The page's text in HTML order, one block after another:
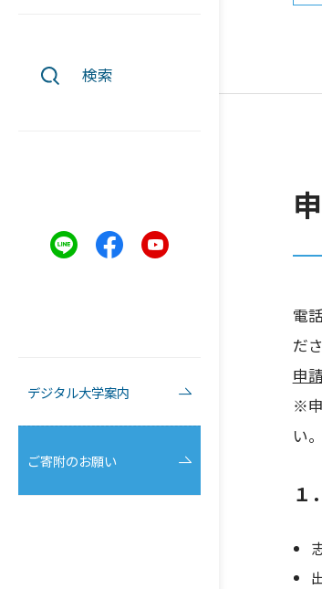
検索
デジタル大学案内
ご寄附のお願い
電
だ
申
※
い。
１．